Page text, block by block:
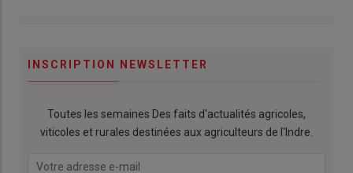
INSCRIPTION NEWSLETTER
Toutes les semaines Des faits d'actualités agricoles,
viticoles et rurales destinées aux agriculteurs de l'Indre.